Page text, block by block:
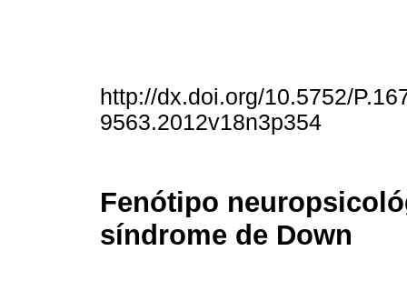
http://dx.doi.org/10.5752/
9563.2012v18n3p354
Fenótipo
síndrome de Down